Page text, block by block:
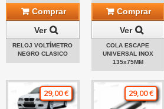
Comprar
Ver
RELOJ VOLTÍMETRO
NEGRO CLASICO
Comprar
Ver
COLA ESCAPE
UNIVERSAL INOX
135x75MM
29,00 € 29,00 €